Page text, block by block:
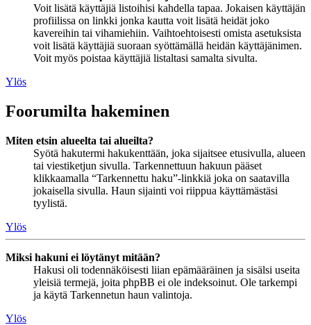
Voit lisätä käyttäjiä listoihisi kahdella tapaa. Jokaisen käyttäjän
profiilissa on linkki jonka kautta voit lisätä heidät joko
kavereihin tai vihamiehiin. Vaihtoehtoisesti omista asetuksista
voit lisätä käyttäjiä suoraan syöttämällä heidän käyttäjänimen.
Voit myös poistaa käyttäjiä listaltasi samalta sivulta.
Ylös
Foorumilta hakeminen
Miten etsin alueelta tai alueilta?
Syötä hakutermi hakukenttään, joka sijaitsee etusivulla, alueen
tai viestiketjun sivulla. Tarkennettuun hakuun pääset
klikkaamalla “Tarkennettu haku”-linkkiä joka on saatavilla
jokaisella sivulla. Haun sijainti voi riippua käyttämästäsi
tyylistä.
Ylös
Miksi hakuni ei löytänyt mitään?
Hakusi oli todennäköisesti liian epämääräinen ja sisälsi useita
yleisiä termejä, joita phpBB ei ole indeksoinut. Ole tarkempi
ja käytä Tarkennetun haun valintoja.
Ylös